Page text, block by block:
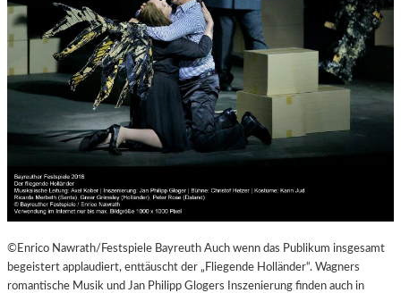
©Enrico Nawrath/Festspiele Bayreuth Auch wenn das Publikum insgesamt
begeistert applaudiert, enttäuscht der „Fliegende Holländer“. Wagners
romantische Musik und Jan Philipp Glogers Inszenierung finden auch in